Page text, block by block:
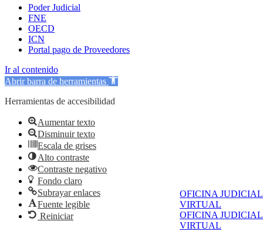
OFICINA JUDICIAL
VIRTUAL
OFICINA JUDICIAL
VIRTUAL
Poder Judicial
FNE
OECD
ICN
Portal pago de Proveedores
Ir al contenido
Abrir barra de herramientas
Herramientas de accesibilidad
Aumentar texto
Disminuir texto
Escala de grises
Alto contraste
Contraste negativo
Fondo claro
Subrayar enlaces
Fuente legible
Reiniciar